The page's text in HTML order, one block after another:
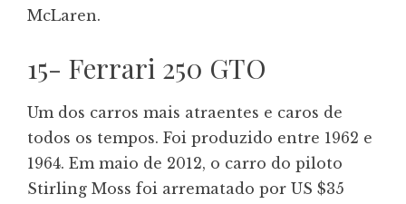
McLaren.
15- Ferrari 250 GTO
Um dos carros mais atraentes e caros de
todos os tempos. Foi produzido entre 1962 e
1964. Em maio de 2012, o carro do piloto
Stirling Moss foi arrematado por US $35